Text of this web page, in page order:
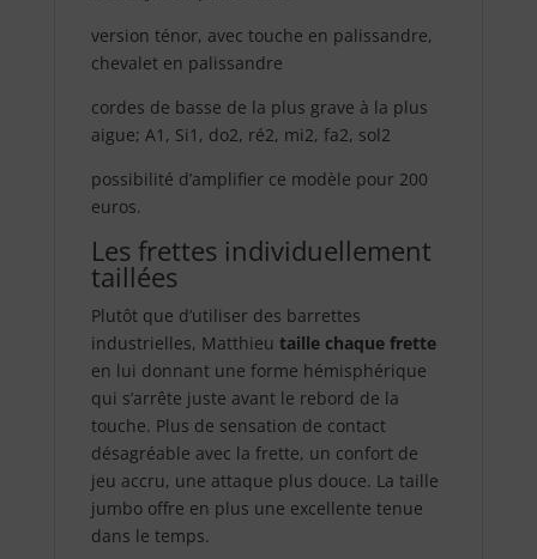
version ténor, avec touche en palissandre,
chevalet en palissandre
cordes de basse de la plus grave à la plus
aigue; A1, Si1, do2, ré2, mi2, fa2, sol2
possibilité d’amplifier ce modèle pour 200
euros.
Les frettes individuellement
taillées
Plutôt que d’utiliser des barrettes
industrielles, Matthieu taille chaque frette
en lui donnant une forme hémisphérique
qui s’arrête juste avant le rebord de la
touche. Plus de sensation de contact
désagréable avec la frette, un confort de
jeu accru, une attaque plus douce. La taille
jumbo offre en plus une excellente tenue
dans le temps.